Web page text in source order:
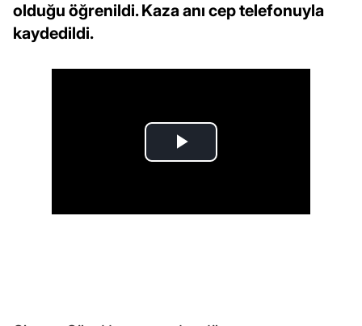
olduğu öğrenildi. Kaza anı cep telefonuyla
kaydedildi.